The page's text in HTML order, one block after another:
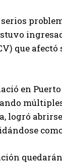
que
en
logró